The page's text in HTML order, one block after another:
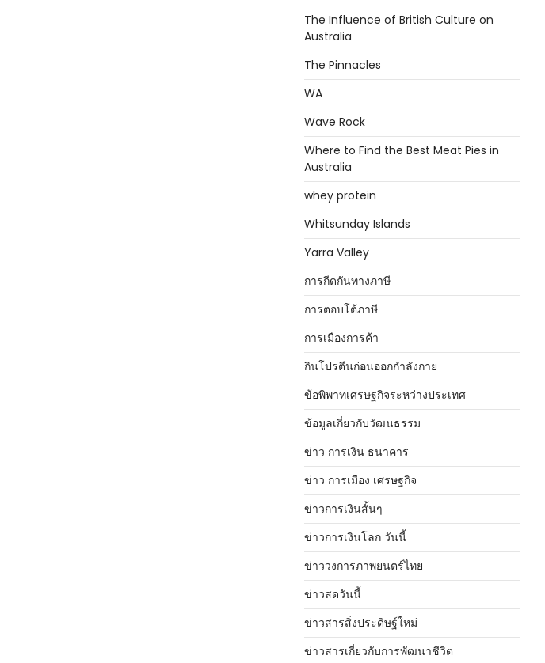
The Influence of British Culture on
Australia
The Pinnacles
WA
Wave Rock
Where to Find the Best Meat Pies in
Australia
whey protein
Whitsunday Islands
Yarra Valley
การกีดกันทางภาษี
การตอบโต้ภาษี
การเมืองการค้า
กินโปรตีนก่อนออกกำลังกาย
ข้อพิพาทเศรษฐกิจระหว่างประเทศ
ข้อมูลเกี่ยวกับวัฒนธรรม
ข่าว การเงิน ธนาคาร
ข่าว การเมือง เศรษฐกิจ
ข่าวการเงินสั้นๆ
ข่าวการเงินโลก วันนี้
ข่าววงการภาพยนตร์ไทย
ข่าวสดวันนี้
ข่าวสารสิ่งประดิษฐ์ใหม่
ข่าวสารเกี่ยวกับการพัฒนาชีวิต